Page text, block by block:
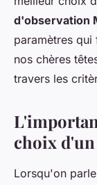
d'observation
paramètres
nos chères
travers les
choix
Lorsqu'on